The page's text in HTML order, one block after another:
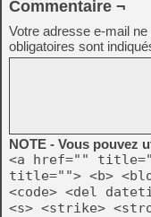
Commentaire ¬
Votre adresse e-mail
obligatoires sont
NOTE - Vous pouvez
<a href=""
title=""> <b>
<code> <del
<s> <strike>